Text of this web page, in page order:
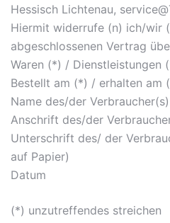
Hessisch Lichtenau,
Hiermit widerrufe (n) ich/wir
abgeschlossenen Vertrag
Waren (*) / Dienstleistungen
Bestellt am (*) / erhalten am
Name des/der Verbraucher(s)
Anschrift des/der
Unterschrift des/ der
auf Papier)
Datum
(*) unzutreffendes streichen